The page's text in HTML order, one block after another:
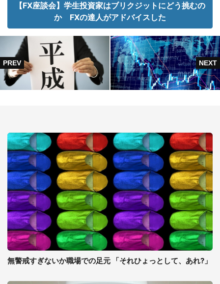
【FX座談会】学生投資家はブリクジットにどう挑むの
か FXの達人がアドバイスした
無警戒すぎないか職場での足元 「それひょっとして、あれ?」